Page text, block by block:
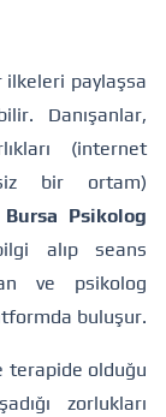
ilkeleri paylaşsa
Danışanlar,
(internet
bir ortam)
Bursa Psikolog
alıp seans
ve psikolog
buluşur.
terapide olduğu
zorlukları